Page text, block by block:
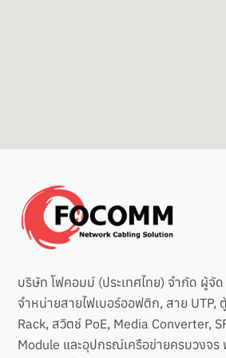
บริษัท โฟคอมม์ (ประเทศไทย) จำกัด ผู้จัด
จำหน่ายสายไฟเบอร์ออฟติก, สาย UTP,
Rack, สวิตช์ PoE, Media Converter,
Module และอุปกรณ์เครือข่ายครบวงจร